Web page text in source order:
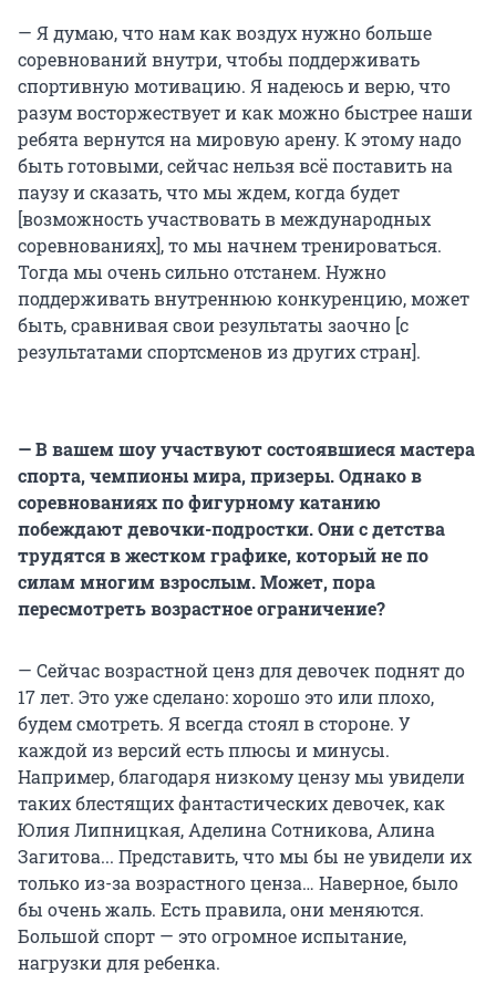
— Я думаю, что нам как воздух нужно больше
соревнований внутри, чтобы поддерживать
спортивную мотивацию. Я надеюсь и верю, что
разум восторжествует и как можно быстрее наши
ребята вернутся на мировую арену. К этому надо
быть готовыми, сейчас нельзя всё поставить на
паузу и сказать, что мы ждем, когда будет
[возможность участвовать в международных
соревнованиях], то мы начнем тренироваться.
Тогда мы очень сильно отстанем. Нужно
поддерживать внутреннюю конкуренцию, может
быть, сравнивая свои результаты заочно [с
результатами спортсменов из других стран].
— В вашем шоу участвуют состоявшиеся мастера
спорта, чемпионы мира, призеры. Однако в
соревнованиях по фигурному катанию
побеждают девочки-подростки. Они с детства
трудятся в жестком графике, который не по
силам многим взрослым. Может, пора
пересмотреть возрастное ограничение?
— Сейчас возрастной ценз для девочек поднят до
17 лет. Это уже сделано: хорошо это или плохо,
будем смотреть. Я всегда стоял в стороне. У
каждой из версий есть плюсы и минусы.
Например, благодаря низкому цензу мы увидели
таких блестящих фантастических девочек, как
Юлия Липницкая, Аделина Сотникова, Алина
Загитова... Представить, что мы бы не увидели их
только из-за возрастного ценза… Наверное, было
бы очень жаль. Есть правила, они меняются.
Большой спорт — это огромное испытание,
нагрузки для ребенка.